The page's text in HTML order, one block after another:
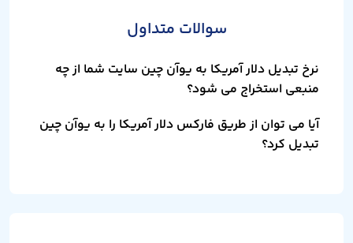
سوالات متداول
نرخ تبدیل دلار آمریکا به یوآن چین سایت شما از چه
منبعی استخراج می شود؟
آیا می توان از طریق فارکس دلار آمریکا را به یوآن چین
تبدیل کرد؟